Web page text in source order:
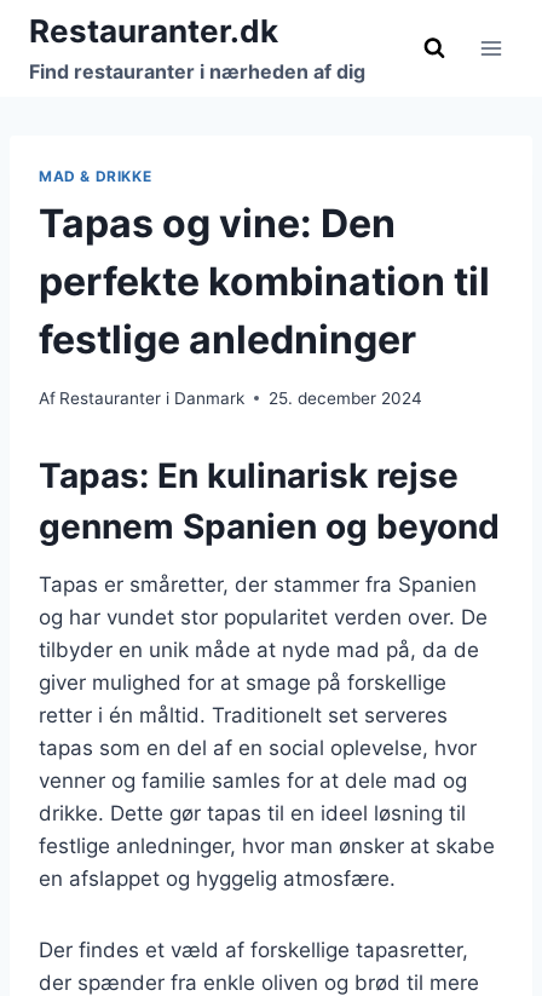
Fortsæt
indhold
Restauranter.dk
Find restauranter i nærheden af dig
MAD & DRIKKE
Tapas og vine: Den
perfekte kombination til
festlige anledninger
Af Restauranter i Danmark 25. december 2024
Tapas: En kulinarisk rejse
gennem Spanien og beyond
Tapas er småretter, der stammer fra Spanien
og har vundet stor popularitet verden over. De
tilbyder en unik måde at nyde mad på, da de
giver mulighed for at smage på forskellige
retter i én måltid. Traditionelt set serveres
tapas som en del af en social oplevelse, hvor
venner og familie samles for at dele mad og
drikke. Dette gør tapas til en ideel løsning til
festlige anledninger, hvor man ønsker at skabe
en afslappet og hyggelig atmosfære.
Der findes et væld af forskellige tapasretter,
der spænder fra enkle oliven og brød til mere